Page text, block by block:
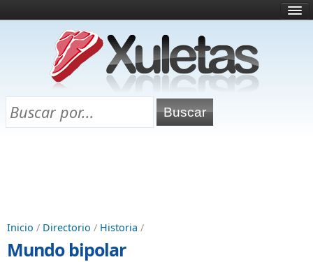
¿Qué es esto?
Directorio
Chuletas para exámenes
Inicio / Directorio / Historia /
Mundo bipolar